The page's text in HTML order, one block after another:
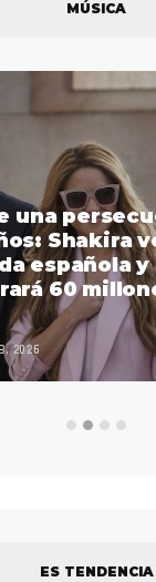
MÚSICA
una
Shakira
española y
60
2026
ES TENDENCIA